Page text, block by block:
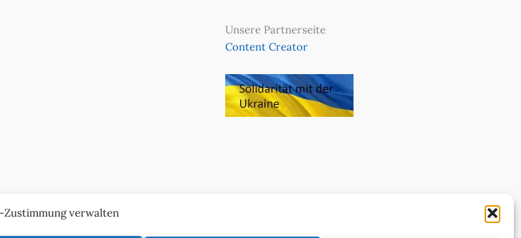
Zustimmung verwalten
Unsere Partnerseite
Content Creator